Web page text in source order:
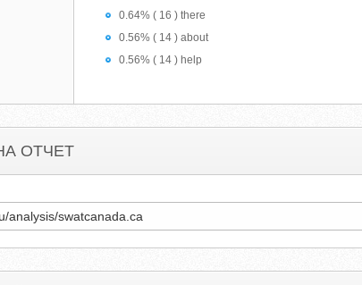
0.64% ( 16 ) there
0.56% ( 14 ) about
0.56% ( 14 ) help
ОТЧЕТ